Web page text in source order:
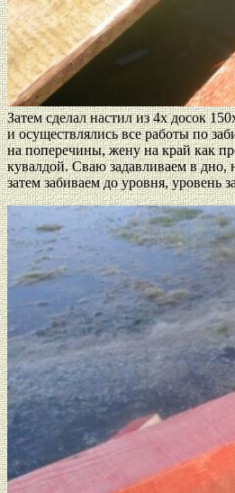
Затем сделал настил из 4х досок
и осуществлялись все работы по
на поперечины, жену на край как
кувалдой. Сваю задавливаем в дно,
затем забиваем до уровня, уровень